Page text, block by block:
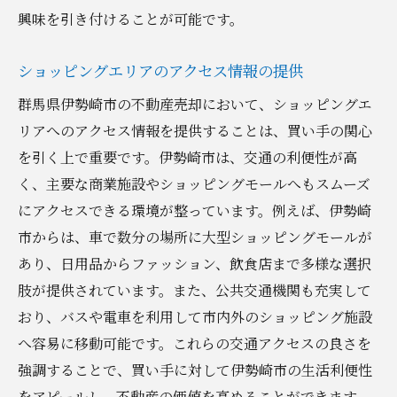
興味を引き付けることが可能です。
ショッピングエリアのアクセス情報の提供
群馬県伊勢崎市の不動産売却において、ショッピングエ
リアへのアクセス情報を提供することは、買い手の関心
を引く上で重要です。伊勢崎市は、交通の利便性が高
く、主要な商業施設やショッピングモールへもスムーズ
にアクセスできる環境が整っています。例えば、伊勢崎
市からは、車で数分の場所に大型ショッピングモールが
あり、日用品からファッション、飲食店まで多様な選択
肢が提供されています。また、公共交通機関も充実して
おり、バスや電車を利用して市内外のショッピング施設
へ容易に移動可能です。これらの交通アクセスの良さを
強調することで、買い手に対して伊勢崎市の生活利便性